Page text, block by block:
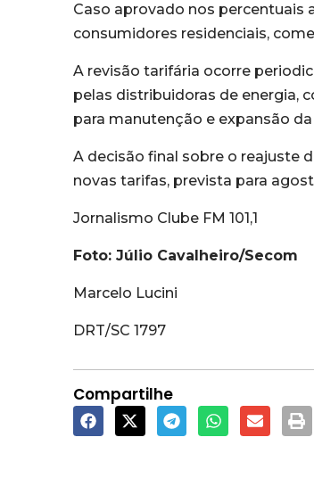
Caso aprovado nos
consumidores residenciais,
A revisão tarifária ocorre
pelas distribuidoras de energia,
para manutenção e expansão
A decisão final sobre o reajuste
novas tarifas, prevista para
Jornalismo Clube FM 101,1
Foto: Júlio Cavalheiro/Secom
Marcelo Lucini
DRT/SC 1797
Compartilhe